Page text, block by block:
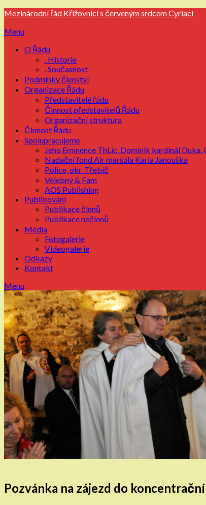
Přejdi
obsah
Mezinárodní řád Křižovníci s červeným srdcem Cyriaci
Menu
O Řádu
. Historie
. Současnost
Podmínky členství
Organizace Řádu
Představitelé řádu
Činnost představitelů Řádu
Organizační struktura
Činnost Řádu
Spolupracujeme
Jeho Eminence ThLic. Dominik kardinál Duka,
Nadační fond Air maršála Karla Janouška
Police, okr. Třebíč
Velebný & Fam
AOS Publishing
Publikování
Publikace členů
Publikace nečlenů
Média
Fotogalerie
Videogalerie
Odkazy
Kontakt
Menu
Pozvánka na zájezd do